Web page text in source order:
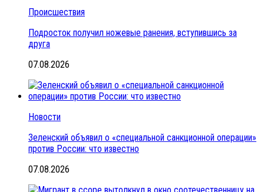
Происшествия
Подросток получил ножевые ранения, вступившись за
друга
07.08.2026
Новости
Зеленский объявил о «специальной санкционной операции»
против России: что известно
07.08.2026